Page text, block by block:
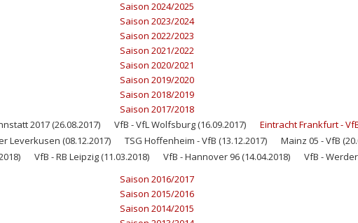
Saison 2024/2025
Saison 2023/2024
Saison 2022/2023
Saison 2021/2022
Saison 2020/2021
Saison 2019/2020
Saison 2018/2019
Saison 2017/2018
2017 (26.08.2017)
VfB - VfL Wolfsburg (16.09.2017) Eintracht Frankfurt -
Leverkusen (08.12.2017)
TSG Hoffenheim - VfB (13.12.2017) Mainz 05 - VfB
VfB - RB Leipzig (11.03.2018) VfB - Hannover 96 (14.04.2018)
VfB -
Saison 2016/2017
Saison 2015/2016
Saison 2014/2015